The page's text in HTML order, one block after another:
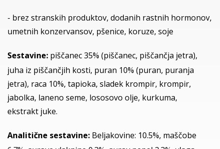
- brez stranskih produktov, dodanih rastnih hormonov,
umetnih konzervansov, pšenice, koruze, soje
Sestavine: piščanec 35% (piščanec, piščančja jetra),
juha iz piščančjih kosti, puran 10% (puran, puranja
jetra), raca 10%, tapioka, sladek krompir, krompir,
jabolka, laneno seme, lososovo olje, kurkuma,
ekstrakt juke.
Analitične sestavine: Beljakovine: 10.5%, maščobe